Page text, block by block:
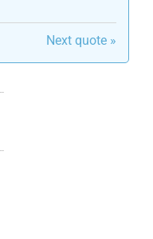
Next quote »